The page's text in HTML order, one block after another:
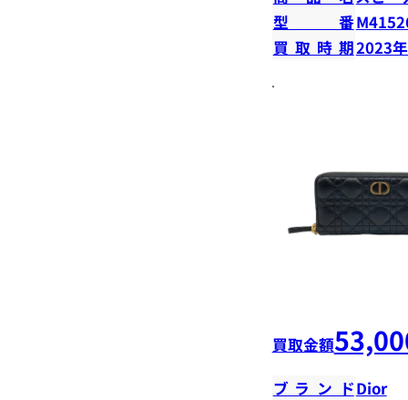
型番
買取時期2023
買取金額
ブランドDior